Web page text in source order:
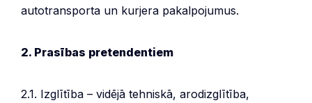
autotransporta un kurjera pakalpojumus.
2. Prasības pretendentiem
2.1. Izglītība – vidējā tehniskā, arodizglītība,